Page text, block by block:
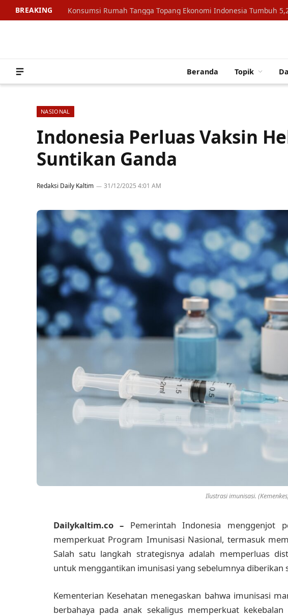
BREAKING
Beranda Topik
NASIONAL
Indonesia Perluas Vaksin
Suntikan Ganda
Redaksi Daily Kaltim 31/12/2025 4:01 AM
Ilustrasi imunisasi.
Dailykaltim.co – Pemerintah Indonesia menggenjot
memperkuat Program Imunisasi Nasional, termasuk
Salah satu langkah strategisnya adalah memperluas
untuk menggantikan imunisasi yang sebelumnya diberikan
Kementerian Kesehatan menegaskan bahwa imunisasi
berbahaya pada anak sekaligus memperkuat